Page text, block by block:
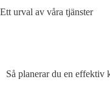
Ett urval av våra tjänster
Så planerar du en effektiv